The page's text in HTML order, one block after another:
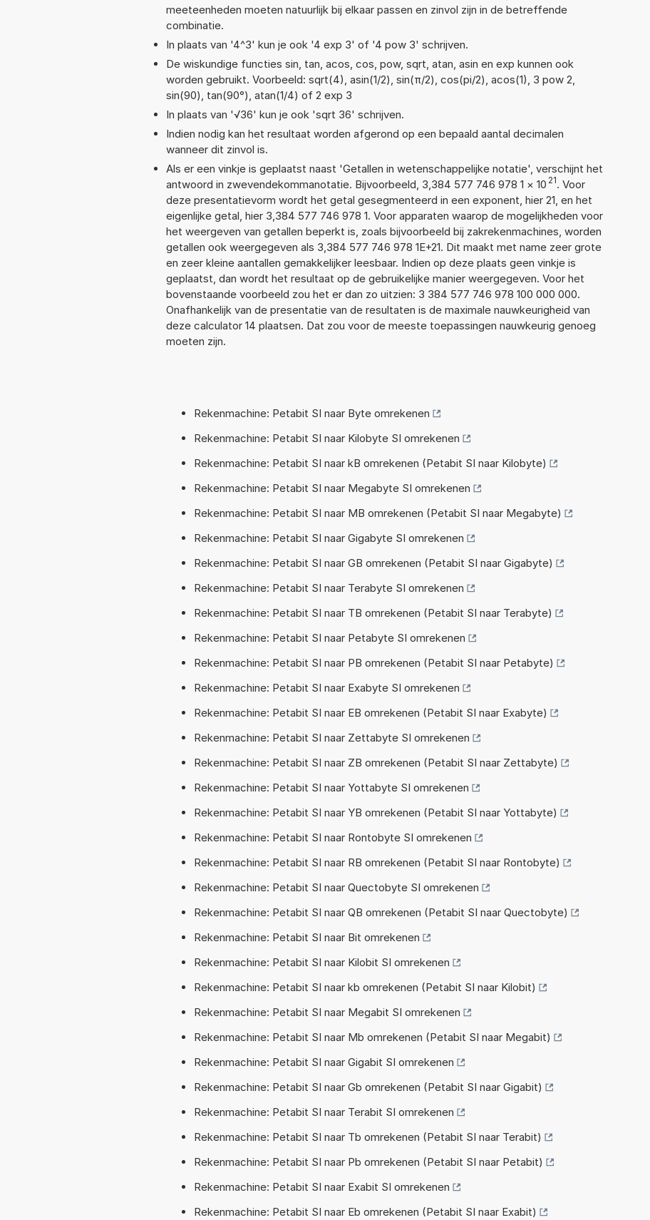
meeteenheden moeten natuurlijk bij elkaar passen en zinvol zijn in de betreffende
combinatie.
In plaats van '4^3' kun je ook '4 exp 3' of '4 pow 3' schrijven.
De wiskundige functies sin, tan, acos, cos, pow, sqrt, atan, asin en exp kunnen ook
worden gebruikt. Voorbeeld: sqrt(4), asin(1/2), sin(π/2), cos(pi/2), acos(1), 3 pow 2,
sin(90), tan(90°), atan(1/4) of 2 exp 3
In plaats van '√36' kun je ook 'sqrt 36' schrijven.
Indien nodig kan het resultaat worden afgerond op een bepaald aantal decimalen
wanneer dit zinvol is.
Als er een vinkje is geplaatst naast 'Getallen in wetenschappelijke notatie', verschijnt het
antwoord in zwevendekommanotatie. Bijvoorbeeld, 3,384 577 746 978 1 × 10 21. Voor
deze presentatievorm wordt het getal gesegmenteerd in een exponent, hier 21, en het
eigenlijke getal, hier 3,384 577 746 978 1. Voor apparaten waarop de mogelijkheden voor
het weergeven van getallen beperkt is, zoals bijvoorbeeld bij zakrekenmachines, worden
getallen ook weergegeven als 3,384 577 746 978 1E+21. Dit maakt met name zeer grote
en zeer kleine aantallen gemakkelijker leesbaar. Indien op deze plaats geen vinkje is
geplaatst, dan wordt het resultaat op de gebruikelijke manier weergegeven. Voor het
bovenstaande voorbeeld zou het er dan zo uitzien: 3 384 577 746 978 100 000 000.
Onafhankelijk van de presentatie van de resultaten is de maximale nauwkeurigheid van
deze calculator 14 plaatsen. Dat zou voor de meeste toepassingen nauwkeurig genoeg
moeten zijn.
Rekenmachine: Petabit SI naar Byte omrekenen
Rekenmachine: Petabit SI naar Kilobyte SI omrekenen
Rekenmachine: Petabit SI naar kB omrekenen (Petabit SI naar Kilobyte)
Rekenmachine: Petabit SI naar Megabyte SI omrekenen
Rekenmachine: Petabit SI naar MB omrekenen (Petabit SI naar Megabyte)
Rekenmachine: Petabit SI naar Gigabyte SI omrekenen
Rekenmachine: Petabit SI naar GB omrekenen (Petabit SI naar Gigabyte)
Rekenmachine: Petabit SI naar Terabyte SI omrekenen
Rekenmachine: Petabit SI naar TB omrekenen (Petabit SI naar Terabyte)
Rekenmachine: Petabit SI naar Petabyte SI omrekenen
Rekenmachine: Petabit SI naar PB omrekenen (Petabit SI naar Petabyte)
Rekenmachine: Petabit SI naar Exabyte SI omrekenen
Rekenmachine: Petabit SI naar EB omrekenen (Petabit SI naar Exabyte)
Rekenmachine: Petabit SI naar Zettabyte SI omrekenen
Rekenmachine: Petabit SI naar ZB omrekenen (Petabit SI naar Zettabyte)
Rekenmachine: Petabit SI naar Yottabyte SI omrekenen
Rekenmachine: Petabit SI naar YB omrekenen (Petabit SI naar Yottabyte)
Rekenmachine: Petabit SI naar Rontobyte SI omrekenen
Rekenmachine: Petabit SI naar RB omrekenen (Petabit SI naar Rontobyte)
Rekenmachine: Petabit SI naar Quectobyte SI omrekenen
Rekenmachine: Petabit SI naar QB omrekenen (Petabit SI naar Quectobyte)
Rekenmachine: Petabit SI naar Bit omrekenen
Rekenmachine: Petabit SI naar Kilobit SI omrekenen
Rekenmachine: Petabit SI naar kb omrekenen (Petabit SI naar Kilobit)
Rekenmachine: Petabit SI naar Megabit SI omrekenen
Rekenmachine: Petabit SI naar Mb omrekenen (Petabit SI naar Megabit)
Rekenmachine: Petabit SI naar Gigabit SI omrekenen
Rekenmachine: Petabit SI naar Gb omrekenen (Petabit SI naar Gigabit)
Rekenmachine: Petabit SI naar Terabit SI omrekenen
Rekenmachine: Petabit SI naar Tb omrekenen (Petabit SI naar Terabit)
Rekenmachine: Petabit SI naar Pb omrekenen (Petabit SI naar Petabit)
Rekenmachine: Petabit SI naar Exabit SI omrekenen
Rekenmachine: Petabit SI naar Eb omrekenen (Petabit SI naar Exabit)